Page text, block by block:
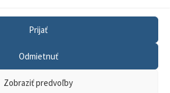
Prijať
Odmietnuť
Zobraziť predvoľby
Sprístupnenie informácií
GDPR